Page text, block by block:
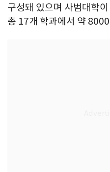
구성돼 있으며 사범대학
총 17개 학과에서 약